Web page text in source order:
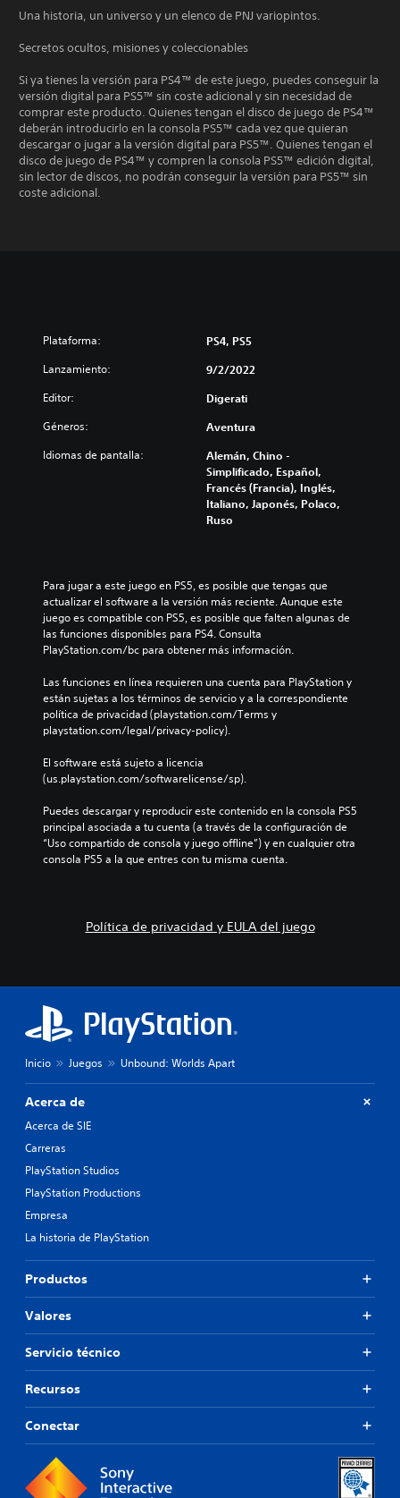
Una historia, un universo y un elenco de PNJ variopintos.
Secretos ocultos, misiones y coleccionables
Si ya tienes la versión para PS4™ de este juego, puedes conseguir la
versión digital para PS5™ sin coste adicional y sin necesidad de
comprar este producto. Quienes tengan el disco de juego de PS4™
deberán introducirlo en la consola PS5™ cada vez que quieran
descargar o jugar a la versión digital para PS5™. Quienes tengan el
disco de juego de PS4™ y compren la consola PS5™ edición digital,
sin lector de discos, no podrán conseguir la versión para PS5™ sin
coste adicional.
Plataforma: PS4, PS5
Lanzamiento: 9/2/2022
Editor: Digerati
Géneros: Aventura
Idiomas de pantalla:
Alemán, Chino -
Simplificado, Español,
Francés (Francia), Inglés,
Italiano, Japonés, Polaco,
Ruso
Para jugar a este juego en PS5, es posible que tengas que
actualizar el software a la versión más reciente. Aunque este
juego es compatible con PS5, es posible que falten algunas de
las funciones disponibles para PS4. Consulta
PlayStation.com/bc para obtener más información.
Las funciones en línea requieren una cuenta para PlayStation y
están sujetas a los términos de servicio y a la correspondiente
política de privacidad (playstation.com/Terms y
playstation.com/legal/privacy-policy).
El software está sujeto a licencia
(us.playstation.com/softwarelicense/sp).
Puedes descargar y reproducir este contenido en la consola PS5
principal asociada a tu cuenta (a través de la configuración de
“Uso compartido de consola y juego offline”) y en cualquier otra
consola PS5 a la que entres con tu misma cuenta.
Política de privacidad y EULA del juego
Inicio Juegos Unbound: Worlds Apart
Acerca de
Acerca de SIE
Carreras
PlayStation Studios
PlayStation Productions
Empresa
La historia de PlayStation
Productos
Valores
Servicio técnico
Recursos
Conectar